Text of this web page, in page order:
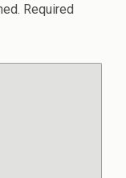
Required